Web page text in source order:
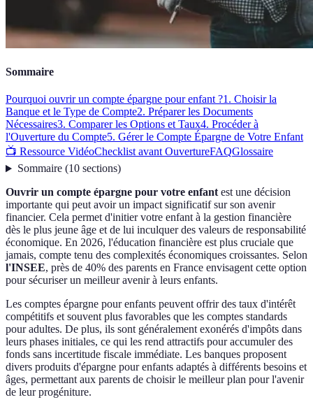
Sommaire
Pourquoi ouvrir un compte épargne pour enfant ?1. Choisir la
Banque et le Type de Compte2. Préparer les Documents
Nécessaires3. Comparer les Options et Taux4. Procéder à
l'Ouverture du Compte5. Gérer le Compte Épargne de Votre Enfant
📺 Ressource VidéoChecklist avant OuvertureFAQGlossaire
Sommaire(10 sections)
Ouvrir un compte épargne pour votre enfantest une décision
importante qui peut avoir un impact significatif sur son avenir
financier. Cela permet d'initier votre enfant à la gestion financière
dès le plus jeune âge et de lui inculquer des valeurs de responsabilité
économique. En 2026, l'éducation financière est plus cruciale que
jamais, compte tenu des complexités économiques croissantes. Selon
l'INSEE, près de 40% des parents en France envisagent cette option
pour sécuriser un meilleur avenir à leurs enfants.
Les comptes épargne pour enfants peuvent offrir des taux d'intérêt
compétitifs et souvent plus favorables que les comptes standards
pour adultes. De plus, ils sont généralement exonérés d'impôts dans
leurs phases initiales, ce qui les rend attractifs pour accumuler des
fonds sans incertitude fiscale immédiate. Les banques proposent
divers produits d'épargne pour enfants adaptés à différents besoins et
âges, permettant aux parents de choisir le meilleur plan pour l'avenir
de leur progéniture.